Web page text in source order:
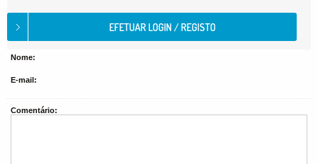
Nome:
E-mail:
Comentário: